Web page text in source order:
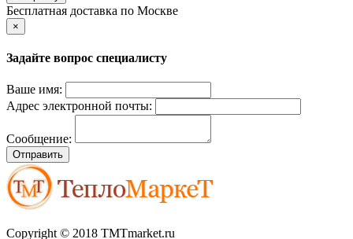
Бесплатная доставка по Москве
×
Задайте вопрос специалисту
Ваше имя:
Адрес электронной почты:
Сообщение:
Отправить
Copyright © 2018 TMTmarket.ru